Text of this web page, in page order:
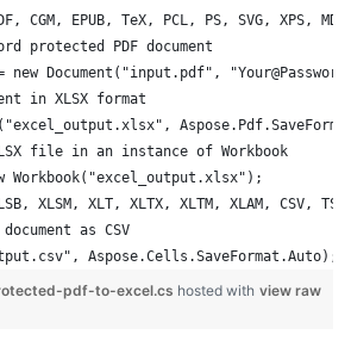
CGM, EPUB, TeX, PCL, PS, SVG, XPS,
protected PDF document
new Document("input.pdf",
in XLSX format
file in an instance of Workbook
Workbook("excel_output.xlsx");
XLSM, XLT, XLTX, XLTM, XLAM, CSV,
as CSV
Aspose.Cells.SaveFormat.Auto);
view raw
pdf-to-excel.cs hosted with